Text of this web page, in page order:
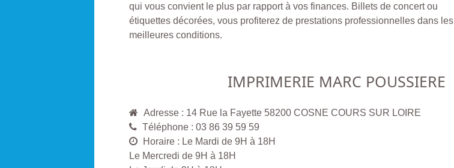
qui vous convient le plus par rapport à vos finances. Billets de concert ou
étiquettes décorées, vous profiterez de prestations professionnelles dans les
meilleures conditions.
IMPRIMERIE MARC POUSSIERE
Adresse : 14 Rue la Fayette 58200 COSNE COURS SUR LOIRE
Téléphone : 03 86 39 59 59
Horaire : Le Mardi de 9H à 18H
Le Mercredi de 9H à 18H